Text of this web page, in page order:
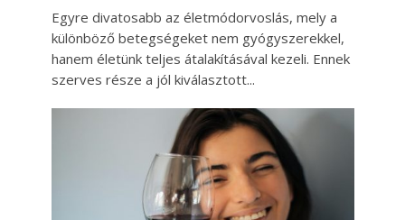
Egyre divatosabb az életmódorvoslás, mely a
különböző betegségeket nem gyógyszerekkel,
hanem életünk teljes átalakításával kezeli. Ennek
szerves része a jól kiválasztott...